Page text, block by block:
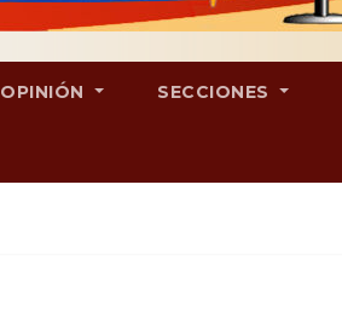
OPINIÓN SECCIONES